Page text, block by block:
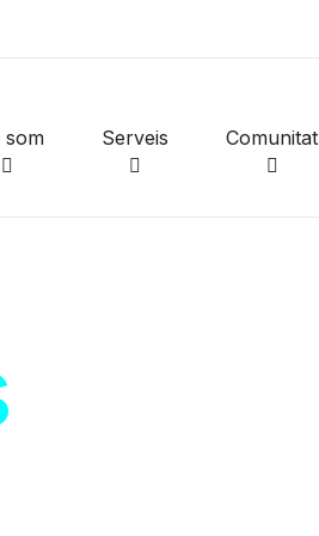
som Serveis Comunitat